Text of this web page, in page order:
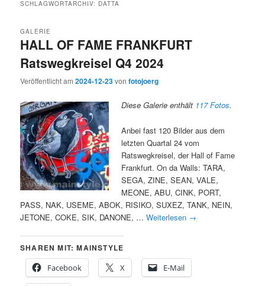
SCHLAGWORTARCHIV: DATTA
HALL OF FAME FRANKFURT
Ratswegkreisel Q4 2024
GALERIE
Veröffentlicht am2024-12-23vonfotojoerg
Diese Galerie enthält 117 Fotos.
Anbei fast 120 Bilder aus dem
letzten Quartal 24 vom
Ratswegkreisel, der Hall of Fame
Frankfurt. On da Walls: TARA,
SEGA, ZINE, SEAN, VALE,
MEONE, ABU, CINK, PORT,
PASS, NAK, USEME, ABOK, RISIKO, SUXEZ, TANK, NEIN,
JETONE, COKE, SIK, DANONE, …Weiterlesen →
SHAREN MIT: MAINSTYLE
Facebook
X E-Mail